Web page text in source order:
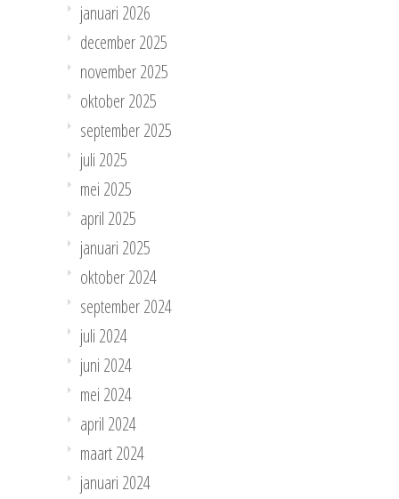
januari 2026
december 2025
november 2025
oktober 2025
september 2025
juli 2025
mei 2025
april 2025
januari 2025
oktober 2024
september 2024
juli 2024
juni 2024
mei 2024
april 2024
maart 2024
januari 2024